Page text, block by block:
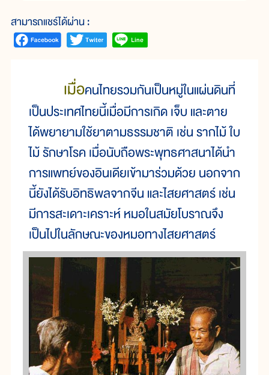
สามารถแชร์ได้ผ่าน :
เมื่อคนไทยรวมกันเป็นหมู่ในแผ่นดินที่
เป็นประเทศไทยนี้เมื่อมีการเกิด เจ็บ และตาย
ได้พยายามใช้ยาตามธรรมชาติ เช่น รากไม้ ใบ
ไม้ รักษาโรค เมื่อนับถือพระพุทธศาสนาได้นำ
การแพทย์ของอินเดียเข้ามาร่วมด้วย นอกจาก
นี้ยังได้รับอิทธิพลจากจีน และไสยศาสตร์ เช่น
มีการสะเดาะเคราะห์ หมอในสมัยโบราณจึง
เป็นไปในลักษณะของหมอทางไสยศาสตร์